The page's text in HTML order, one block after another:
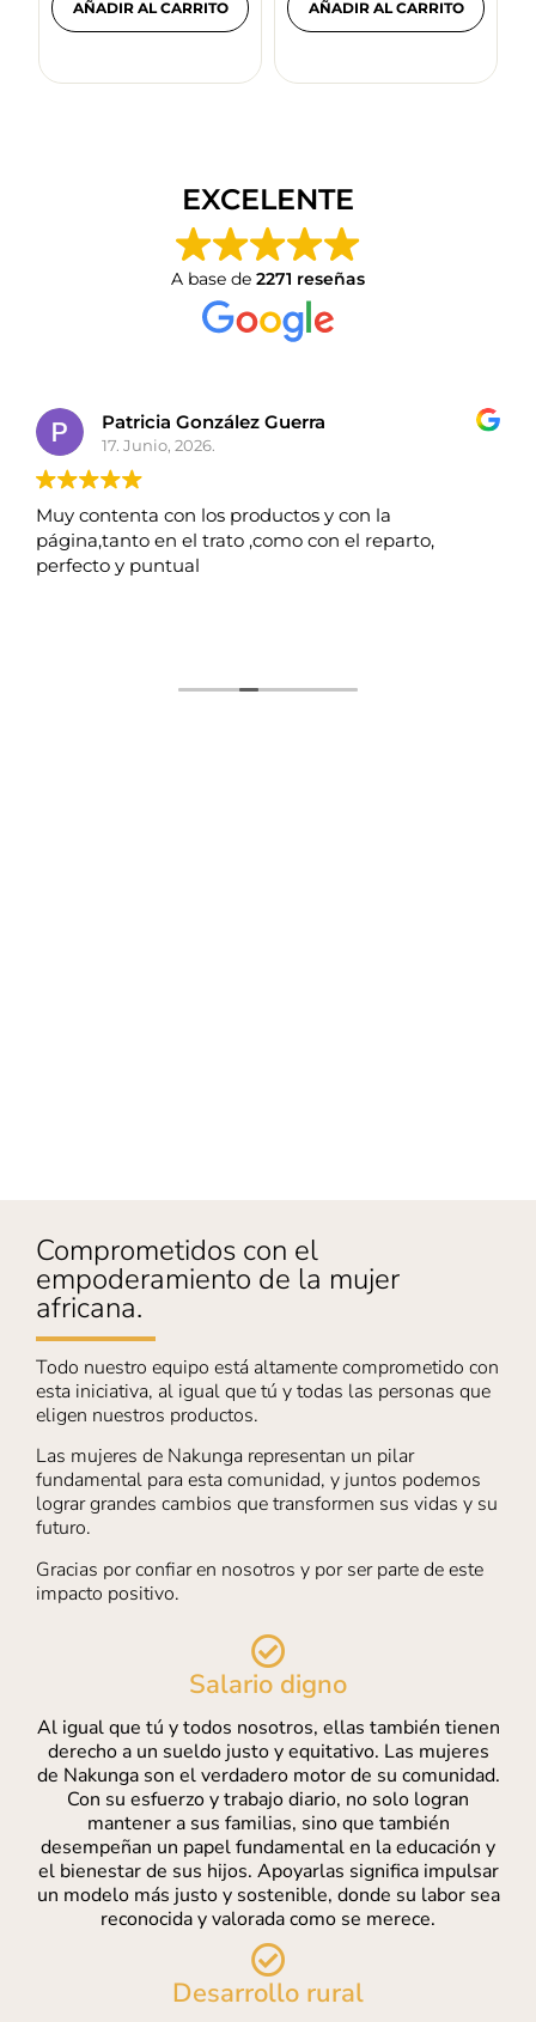
AÑADIR AL CARRITO AÑADIR AL CARRITO
EXCELENTE
A base de 2271 reseñas
Patricia González Guerra
17. Junio, 2026.
Muy contenta con los productos y con la
página,tanto en el trato ,como con el reparto,
perfecto y puntual
Comprometidos con el
empoderamiento de la mujer
africana.
Todo nuestro equipo está altamente comprometido con
esta iniciativa, al igual que tú y todas las personas que
eligen nuestros productos.
Las mujeres de Nakunga representan un pilar
fundamental para esta comunidad, y juntos podemos
lograr grandes cambios que transformen sus vidas y su
futuro.
Gracias por confiar en nosotros y por ser parte de este
impacto positivo.
Salario digno
Al igual que tú y todos nosotros, ellas también tienen
derecho a un sueldo justo y equitativo. Las mujeres
de Nakunga son el verdadero motor de su comunidad.
Con su esfuerzo y trabajo diario, no solo logran
mantener a sus familias, sino que también
desempeñan un papel fundamental en la educación y
el bienestar de sus hijos. Apoyarlas significa impulsar
un modelo más justo y sostenible, donde su labor sea
reconocida y valorada como se merece.
Desarrollo rural